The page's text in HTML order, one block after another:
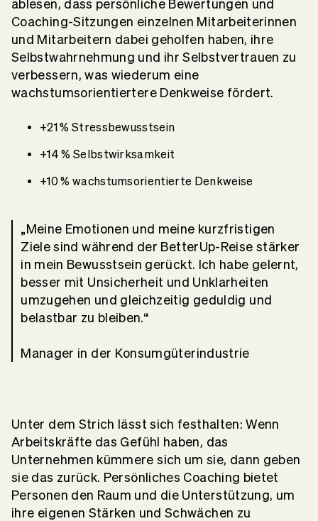
ablesen, dass persönliche Bewertungen und
Coaching-Sitzungen einzelnen Mitarbeiterinnen
und Mitarbeitern dabei geholfen haben, ihre
Selbstwahrnehmung und ihr Selbstvertrauen zu
verbessern, was wiederum eine
wachstumsorientiertere Denkweise fördert.
+21 % Stressbewusstsein
+14 % Selbstwirksamkeit
+10 % wachstumsorientierte Denkweise
„Meine Emotionen und meine kurzfristigen
Ziele sind während der BetterUp-Reise stärker
in mein Bewusstsein gerückt. Ich habe gelernt,
besser mit Unsicherheit und Unklarheiten
umzugehen und gleichzeitig geduldig und
belastbar zu bleiben.“
Manager in der Konsumgüterindustrie
Unter dem Strich lässt sich festhalten: Wenn
Arbeitskräfte das Gefühl haben, das
Unternehmen kümmere sich um sie, dann geben
sie das zurück. Persönliches Coaching bietet
Personen den Raum und die Unterstützung, um
ihre eigenen Stärken und Schwächen zu